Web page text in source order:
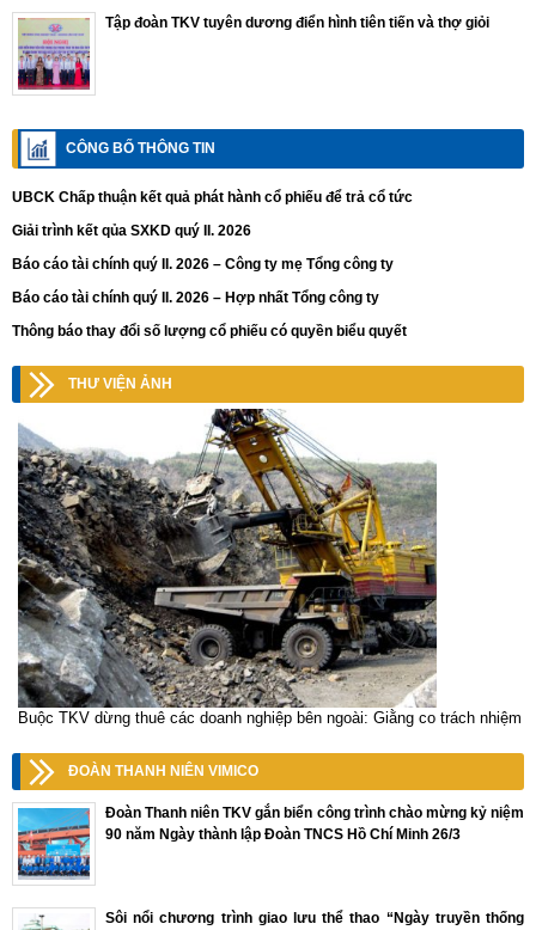
Tập đoàn TKV tuyên dương điển hình tiên tiến và thợ giỏi
CÔNG BỐ THÔNG TIN
UBCK Chấp thuận kết quả phát hành cổ phiếu để trả cổ tức
Giải trình kết qủa SXKD quý II. 2026
Báo cáo tài chính quý II. 2026 – Công ty mẹ Tổng công ty
Báo cáo tài chính quý II. 2026 – Hợp nhất Tổng công ty
Thông báo thay đổi số lượng cổ phiếu có quyền biểu quyết
THƯ VIỆN ẢNH
Buộc TKV dừng thuê các doanh nghiệp bên ngoài: Giằng co trách nhiệm
ĐOÀN THANH NIÊN VIMICO
Đoàn Thanh niên TKV gắn biển công trình chào mừng kỷ niệm
90 năm Ngày thành lập Đoàn TNCS Hồ Chí Minh 26/3
Sôi nổi chương trình giao lưu thể thao “Ngày truyền thống